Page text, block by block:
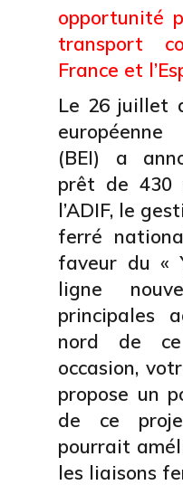
opportunité
transport
France et
Le 26 juillet
européenne
(BEI) a
prêt de 430
l’ADIF, le
ferré
faveur du «
ligne
principales
nord de
occasion,
propose un
de ce
pourrait
les liaisons